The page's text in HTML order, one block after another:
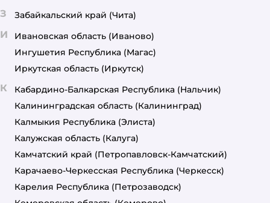
З Забайкальский край (Чита)
И Ивановская область (Иваново)
Ингушетия Республика (Магас)
Иркутская область (Иркутск)
К Кабардино-Балкарская Республика (Нальчик)
Калининградская область (Калининград)
Калмыкия Республика (Элиста)
Калужская область (Калуга)
Камчатский край (Петропавловск-Камчатский)
Карачаево-Черкесская Республика (Черкесск)
Карелия Республика (Петрозаводск)